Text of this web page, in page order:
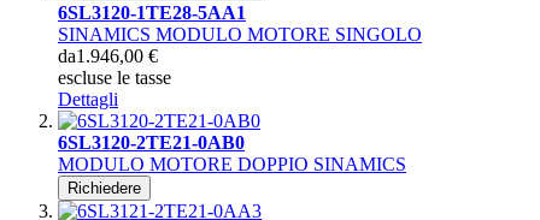
6SL3120-1TE28-5AA1
SINAMICS MODULO MOTORE SINGOLO
da1.946,00 €
escluse le tasse
Dettagli
6SL3120-2TE21-0AB0
MODULO MOTORE DOPPIO SINAMICS
Richiedere